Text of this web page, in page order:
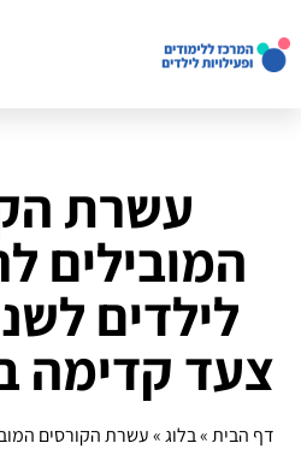
עשרת
המובילים
צעד קדימה
דף הבית»בלוג»עשרת הקורסים